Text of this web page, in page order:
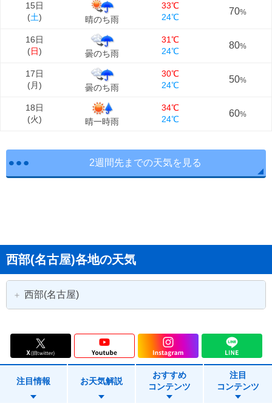
15日
(土) 晴のち雨
33℃
24℃
70%
16日
(日) 曇のち雨
31℃
24℃
80%
17日
(月) 曇のち雨
30℃
24℃
50%
18日
(火) 晴一時雨
34℃
24℃
60%
2週間先までの天気を見る
西部(名古屋)各地の天気
西部(名古屋)
名古屋市東区 名古屋市北区
名古屋市西区 名古屋市中村区
注目情報 お天気解説
おすすめ
コンテンツ
注目
コンテンツ